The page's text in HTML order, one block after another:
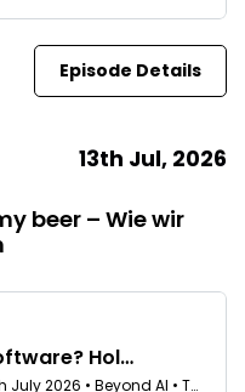
Episode Details
13th Jul, 2026
beer – Wie wir